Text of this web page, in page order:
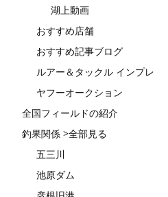
湖上動画
おすすめ店舗
おすすめ記事ブログ
ルアー＆タックル インプレ
ヤフーオークション
全国フィールドの紹介
釣果関係 >全部見る
五三川
池原ダム